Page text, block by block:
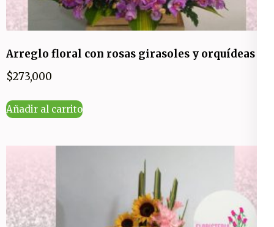
Arreglo floral con rosas girasoles y orquídeas
$273,000
Añadir al carrito